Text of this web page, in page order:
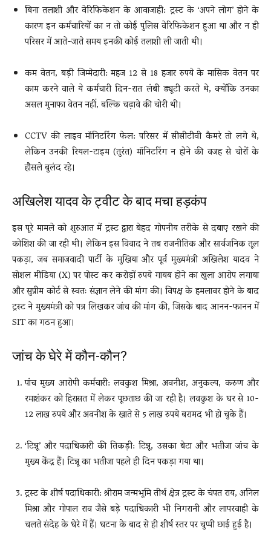
बिना तलाशी और वेरिफिकेशन के आवाजाही: ट्रस्ट के ‘अपने लोग’ होने के
कारण इन कर्मचारियों का न तो कोई पुलिस वेरिफिकेशन हुआ था और न ही
परिसर में आते-जाते समय इनकी कोई तलाशी ली जाती थी।
कम वेतन, बड़ी जिम्मेदारी: महज 12 से 18 हजार रुपये के मासिक वेतन पर
काम करने वाले ये कर्मचारी दिन-रात लंबी ड्यूटी करते थे, क्योंकि उनका
असल मुनाफा वेतन नहीं, बल्कि चढ़ावे की चोरी थी।
CCTV की लाइव मॉनिटरिंग फेल: परिसर में सीसीटीवी कैमरे तो लगे थे,
लेकिन उनकी रियल-टाइम (तुरंत) मॉनिटरिंग न होने की वजह से चोरों के
हौसले बुलंद रहे।
अखिलेश यादव के ट्वीट के बाद मचा हड़कंप
इस पूरे मामले को शुरुआत में ट्रस्ट द्वारा बेहद गोपनीय तरीके से दबाए रखने की
कोशिश की जा रही थी। लेकिन इस विवाद ने तब राजनीतिक और सार्वजनिक तूल
पकड़ा, जब समाजवादी पार्टी के मुखिया और पूर्व मुख्यमंत्री अखिलेश यादव ने
सोशल मीडिया (X) पर पोस्ट कर करोड़ों रुपये गायब होने का खुला आरोप लगाया
और सुप्रीम कोर्ट से स्वतः संज्ञान लेने की मांग की। विपक्ष के हमलावर होने के बाद
ट्रस्ट ने मुख्यमंत्री को पत्र लिखकर जांच की मांग की, जिसके बाद आनन-फानन में
SIT का गठन हुआ।
जांच के घेरे में कौन-कौन?
पांच मुख्य आरोपी कर्मचारी: लवकुश मिश्रा, अवनीश, अनुकल्प, करुण और
रमाशंकर को हिरासत में लेकर पूछताछ की जा रही है। लवकुश के घर से 10-
12 लाख रुपये और अवनीश के खाते से 5 लाख रुपये बरामद भी हो चुके हैं।
‘टिन्नू’ और पदाधिकारी की तिकड़ी: टिन्नू, उसका बेटा और भतीजा जांच के
मुख्य केंद्र हैं। टिन्नू का भतीजा पहले ही दिन पकड़ा गया था।
ट्रस्ट के शीर्ष पदाधिकारी: श्रीराम जन्मभूमि तीर्थ क्षेत्र ट्रस्ट के चंपत राय, अनिल
मिश्रा और गोपाल राव जैसे बड़े पदाधिकारी भी निगरानी और लापरवाही के
चलते संदेह के घेरे में हैं। घटना के बाद से ही शीर्ष स्तर पर चुप्पी छाई हुई है।